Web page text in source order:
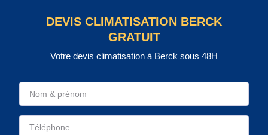
DEVIS CLIMATISATION BERCK
GRATUIT
Votre devis climatisation à Berck sous 48H